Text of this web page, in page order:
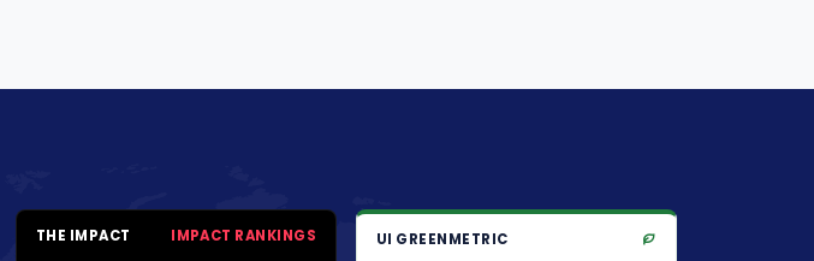
THE IMPACT IMPACT RANKINGS UI GREENMETRIC